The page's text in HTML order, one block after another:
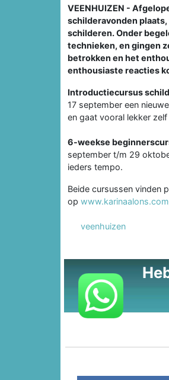
VEENHUIZEN -
schilderavonden
schilderen. Onder
technieken, en gingen
betrokken en het
enthousiaste reacties
Introductiecursus
17 september een
en gaat vooral lekker
6-weekse
september t/m 29
ieders tempo.
Beide cursussen vinden
op
veenhuizen